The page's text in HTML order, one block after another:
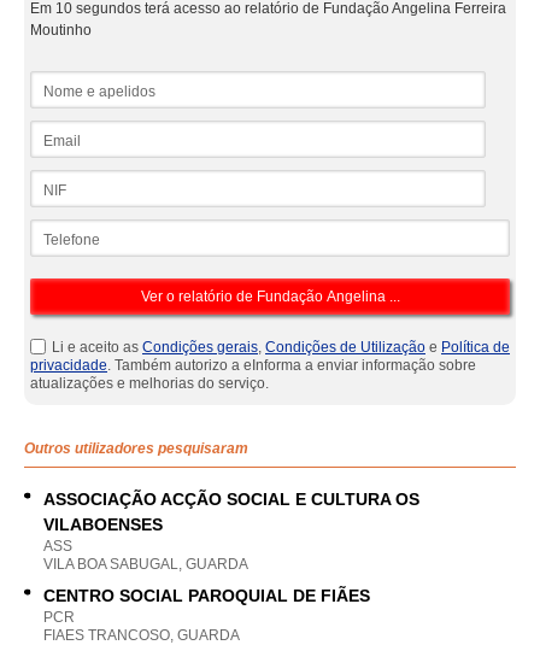
Em 10 segundos terá acesso ao relatório de Fundação Angelina Ferreira
Moutinho
Li e aceito as Condições gerais, Condições de Utilização e Política de
privacidade. Também autorizo a eInforma a enviar informação sobre
atualizações e melhorias do serviço.
Outros utilizadores pesquisaram
ASSOCIAÇÃO ACÇÃO SOCIAL E CULTURA OS
VILABOENSES
ASS
VILA BOA SABUGAL, GUARDA
CENTRO SOCIAL PAROQUIAL DE FIÃES
PCR
FIAES TRANCOSO, GUARDA